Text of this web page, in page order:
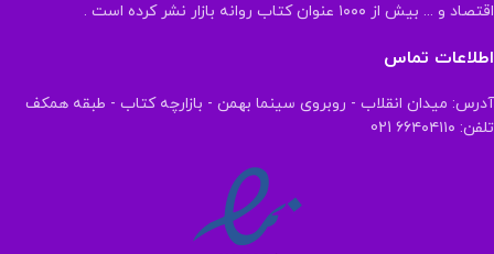
اقتصاد و ... بیش از ۱۰۰۰ عنوان کتاب روانه بازار نشر کرده است .
اطلاعات تماس
آدرس: میدان انقلاب - روبروی سینما بهمن - بازارچه کتاب - طبقه همکف
تلفن: ۶۶۴۰۴۱۱۰ 021